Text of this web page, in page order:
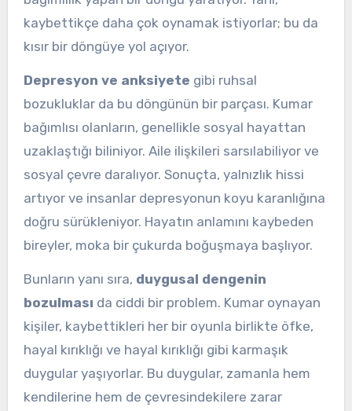
kaybettikçe daha çok oynamak istiyorlar; bu da
kısır bir döngüye yol açıyor.
Depresyon ve anksiyete gibi ruhsal
bozukluklar da bu döngünün bir parçası. Kumar
bağımlısı olanların, genellikle sosyal hayattan
uzaklaştığı biliniyor. Aile ilişkileri sarsılabiliyor ve
sosyal çevre daralıyor. Sonuçta, yalnızlık hissi
artıyor ve insanlar depresyonun koyu karanlığına
doğru sürükleniyor. Hayatın anlamını kaybeden
bireyler, moka bir çukurda boğuşmaya başlıyor.
Bunların yanı sıra, duygusal dengenin
bozulması da ciddi bir problem. Kumar oynayan
kişiler, kaybettikleri her bir oyunla birlikte öfke,
hayal kırıklığı ve hayal kırıklığı gibi karmaşık
duygular yaşıyorlar. Bu duygular, zamanla hem
kendilerine hem de çevresindekilere zarar